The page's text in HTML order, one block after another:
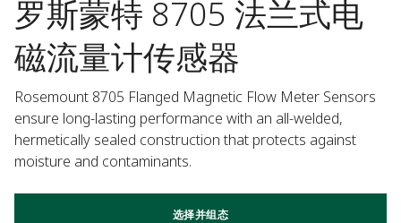
罗斯蒙特 8705 法兰式电
磁流量计传感器
Rosemount 8705 Flanged Magnetic Flow Meter Sensors
ensure long-lasting performance with an all-welded,
hermetically sealed construction that protects against
moisture and contaminants.
选择并组态